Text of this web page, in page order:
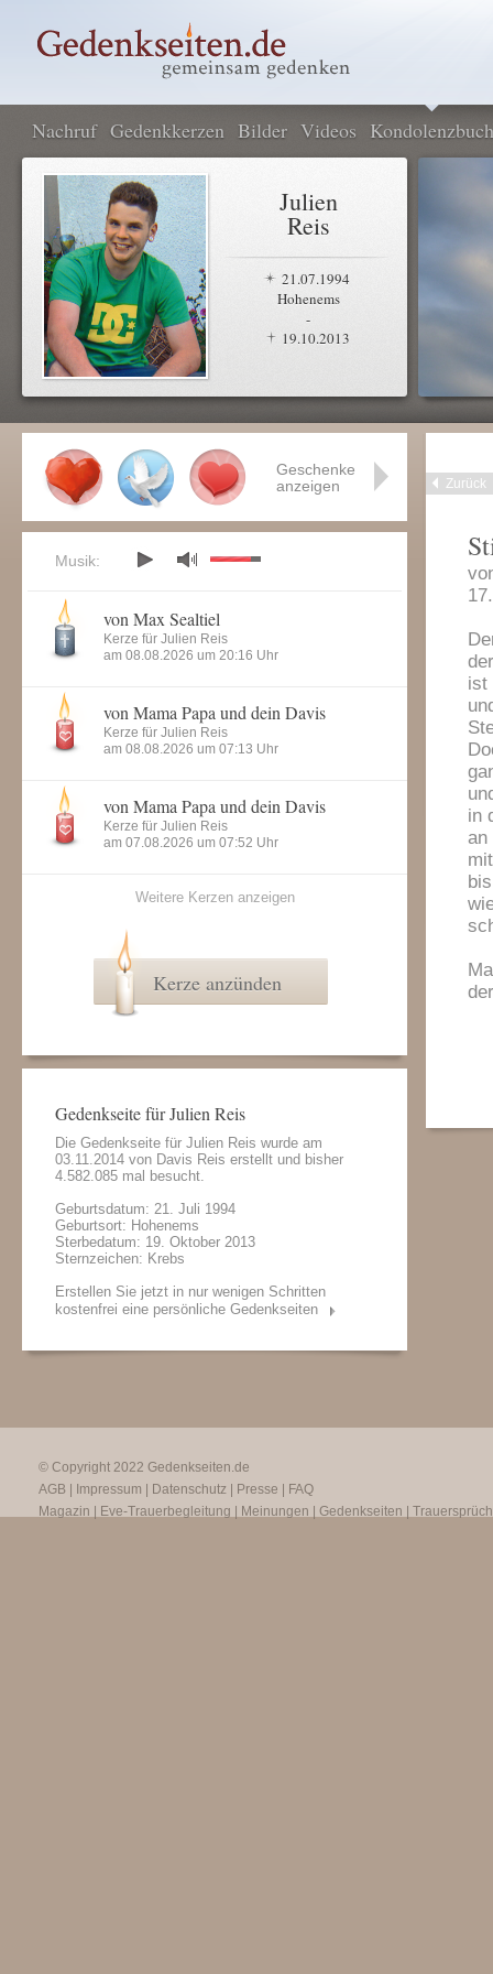
Nachruf Gedenkkerzen Bilder Videos Kondolenzbuch
Julien
Reis
21.07.1994
Hohenems
-
19.10.2013
Zurück
ist
in
an
Geschenke
anzeigen
Musik:
von Max Sealtiel
Kerze für Julien Reis
am 08.08.2026 um 20:16 Uhr
von Mama Papa und dein Davis
Kerze für Julien Reis
am 08.08.2026 um 07:13 Uhr
von Mama Papa und dein Davis
Kerze für Julien Reis
am 07.08.2026 um 07:52 Uhr
Weitere Kerzen anzeigen
Kerze anzünden
Gedenkseite für Julien Reis
Die Gedenkseite für Julien Reis wurde am
03.11.2014 von Davis Reis erstellt und bisher
4.582.085 mal besucht.
Geburtsdatum: 21. Juli 1994
Geburtsort: Hohenems
Sterbedatum: 19. Oktober 2013
Sternzeichen: Krebs
Erstellen Sie jetzt in nur wenigen Schritten
kostenfrei eine persönliche Gedenkseiten
© Copyright 2022 Gedenkseiten.de
AGB
Impressum Datenschutz Presse
FAQ
Magazin
Eve-Trauerbegleitung Meinungen Gedenkseiten